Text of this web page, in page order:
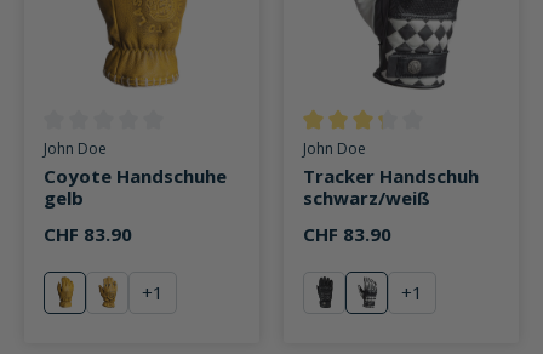
Durchschnittliche Bewertung von 0 von 5 Sternen
John Doe
Coyote Handschuhe
gelb
CHF 83.90
gelbgelb/schwarz
+1
Durchschnittliche Bewertung
John Doe
Tracker Handschuh
schwarz/weiß
CHF 83.90
schwarzschwarz/weiß
+1